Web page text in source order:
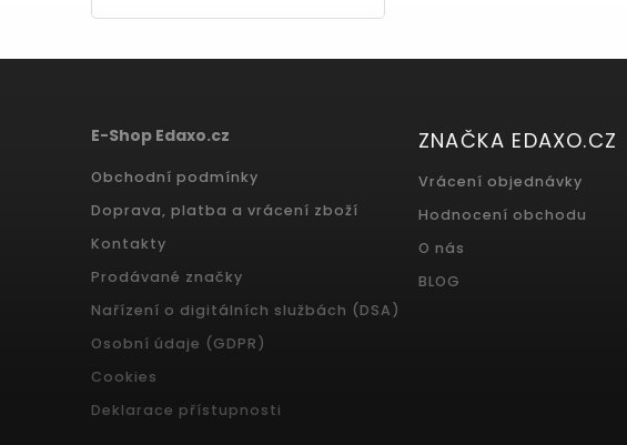
E-Shop Edaxo.cz
Obchodní podmínky
Doprava, platba a vrácení zboží
Kontakty
Prodávané značky
Nařízení o digitálních službách (DSA)
Osobní údaje (GDPR)
Cookies
Deklarace přístupnosti
ZNAČKA EDAXO.CZ
Vrácení objednávky
Hodnocení obchodu
O nás
BLOG